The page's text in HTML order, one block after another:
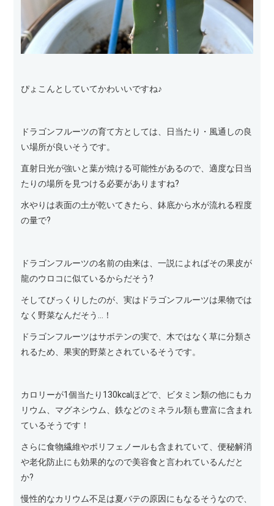
ぴょこんとしていてかわいいですね♪
ドラゴンフルーツの育て方としては、日当たり・風通しの良
い場所が良いそうです。
直射日光が強いと葉が焼ける可能性があるので、適度な日当
たりの場所を見つける必要がありますね?
水やりは表面の土が乾いてきたら、鉢底から水が流れる程度
の量で?
ドラゴンフルーツの名前の由来は、一説によればその果皮が
龍のウロコに似ているからだそう?
そしてびっくりしたのが、実はドラゴンフルーツは果物では
なく野菜なんだそう…！
ドラゴンフルーツはサボテンの実で、木ではなく草に分類さ
れるため、果実的野菜とされているそうです。
カロリーが1個当たり130kcalほどで、ビタミン類の他にもカ
リウム、マグネシウム、鉄などのミネラル類も豊富に含まれ
ているそうです！
さらに食物繊維やポリフェノールも含まれていて、便秘解消
や老化防止にも効果的なので美容食と言われているんだと
か?
慢性的なカリウム不足は夏バテの原因にもなるそうなので、